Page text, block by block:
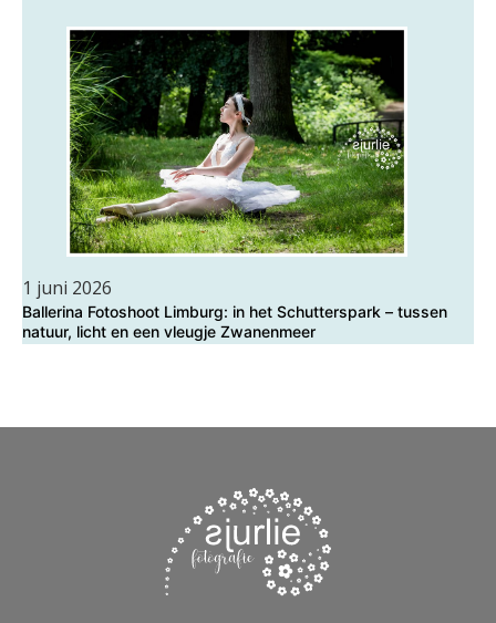
1 juni 2026
Ballerina Fotoshoot Limburg: in het Schutterspark – tussen
natuur, licht en een vleugje Zwanenmeer